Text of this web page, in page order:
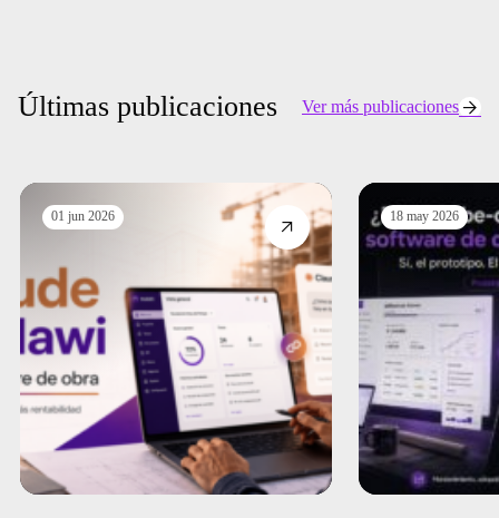
Últimas publicaciones Ver más publicaciones
01 jun 2026 18 may 2026